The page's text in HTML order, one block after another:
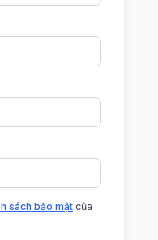
sách bảo mậtcủa